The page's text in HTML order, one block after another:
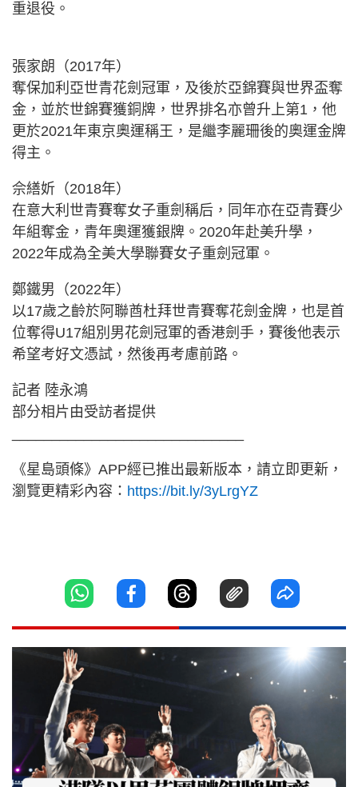
重退役。
張家朗（2017年）
奪保加利亞世青花劍冠軍，及後於亞錦賽與世界盃奪
金，並於世錦賽獲銅牌，世界排名亦曾升上第1，他
更於2021年東京奧運稱王，是繼李麗珊後的奧運金牌
得主。
佘繕妡（2018年）
在意大利世青賽奪女子重劍稱后，同年亦在亞青賽少
年組奪金，青年奧運獲銀牌。2020年赴美升學，
2022年成為全美大學聯賽女子重劍冠軍。
鄭鐵男（2022年）
以17歲之齡於阿聯酋杜拜世青賽奪花劍金牌，也是首
位奪得U17組別男花劍冠軍的香港劍手，賽後他表示
希望考好文憑試，然後再考慮前路。
記者 陸永鴻
部分相片由受訪者提供
《星島頭條》APP經已推出最新版本，請立即更新，
瀏覽更精彩內容： https://bit.ly/3yLrgYZ